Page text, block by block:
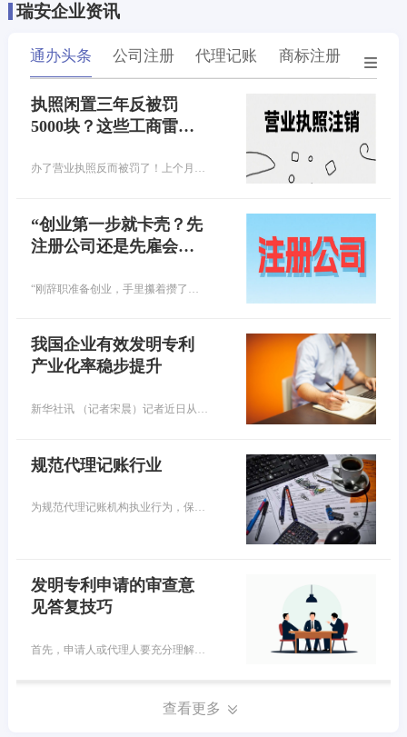
瑞安企业资讯
通办头条 公司注册 代理记账 商标注册 专利
执照闲置三年反被罚
5000块？这些工商雷
办了营业执照反而被罚了！上个月去注销营业执照，工作人员一句话让我腿软，您这执照异常3年，得先交罚款！原来当初随手办的执照，竟因连续3年没做年报，早就进黑名单了…
“创业第一步就卡壳？先
注册公司还是先雇会
了！”
我国企业有效发明专利
产业化率稳步提升
新华社讯 （记者宋晨）记者近日从国家知识产权局获悉，目前，我国国内有效发明专利中，企业所占比重已超七成，数量超过300万件。我国企业有效发明专利产业化率稳步提升，专利转化运用效益持续提高。
规范代理记账行业
为规范代理记账机构执业行为，保证执业质量和服务水平，财政部在2023年底印发了《代理记账基础工作规范（试行）》（以下简称《工作规范》），已于2024年1月起正式施行。代理记账机构从事的是社会性会计服务活动，提供的服务内容主要包括会计核算、税务申报、财务报表编制、税务筹划等，已成为促进中小微企业成长的重要专业力量。目前，我国取得行政许可的代理记账机构已经超过10万家，从业人员也超过30万人。
发明专利申请的审查意
见答复技巧
查看更多